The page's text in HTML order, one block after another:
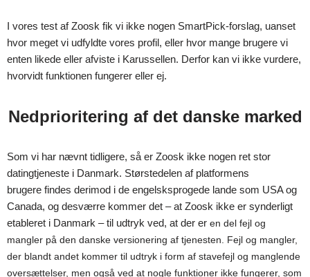
I vores test af Zoosk fik vi ikke nogen SmartPick-forslag, uanset
hvor meget vi udfyldte vores profil, eller hvor mange brugere vi
enten likede eller afviste i Karussellen. Derfor kan vi ikke vurdere,
hvorvidt funktionen fungerer eller ej.
Nedprioritering af det danske marked
Som vi har nævnt tidligere, så er Zoosk ikke nogen ret stor
datingtjeneste i Danmark. Størstedelen af platformens
brugere findes derimod i de engelsksprogede lande som USA og
Canada, og desværre kommer det – at Zoosk ikke er synderligt
etableret i Danmark – til udtryk ved, at der er en del fejl og
mangler på den danske versionering af tjenesten. Fejl og mangler,
der blandt andet kommer til udtryk i form af stavefejl og manglende
oversættelser, men også ved at nogle funktioner ikke fungerer, som